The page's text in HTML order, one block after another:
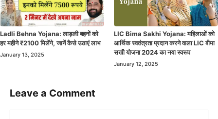
Ladli Behna Yojana: लाड़ली बहनों को
हर महीने ₹2100 मिलेंगे, जानें कैसे उठाएं लाभ
January 13, 2025
LIC Bima Sakhi Yojana: महिलाओं को
आर्थिक स्वतंत्रता प्रदान करने वाला LIC बीमा
सखी योजना 2024 का नया स्वरूप
January 12, 2025
Leave a Comment